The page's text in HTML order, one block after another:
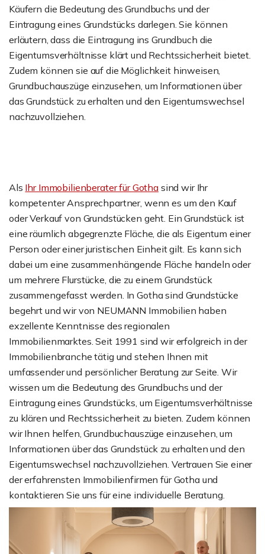
Käufern die Bedeutung des Grundbuchs und der
Eintragung eines Grundstücks darlegen. Sie können
erläutern, dass die Eintragung ins Grundbuch die
Eigentumsverhältnisse klärt und Rechtssicherheit bietet.
Zudem können sie auf die Möglichkeit hinweisen,
Grundbuchauszüge einzusehen, um Informationen über
das Grundstück zu erhalten und den Eigentumswechsel
nachzuvollziehen.
Als Ihr Immobilienberater für Gothasind wir Ihr
kompetenter Ansprechpartner, wenn es um den Kauf
oder Verkauf von Grundstücken geht. Ein Grundstück ist
eine räumlich abgegrenzte Fläche, die als Eigentum einer
Person oder einer juristischen Einheit gilt. Es kann sich
dabei um eine zusammenhängende Fläche handeln oder
um mehrere Flurstücke, die zu einem Grundstück
zusammengefasst werden. In Gotha sind Grundstücke
begehrt und wir von NEUMANN Immobilien haben
exzellente Kenntnisse des regionalen
Immobilienmarktes. Seit 1991 sind wir erfolgreich in der
Immobilienbranche tätig und stehen Ihnen mit
umfassender und persönlicher Beratung zur Seite. Wir
wissen um die Bedeutung des Grundbuchs und der
Eintragung eines Grundstücks, um Eigentumsverhältnisse
zu klären und Rechtssicherheit zu bieten. Zudem können
wir Ihnen helfen, Grundbuchauszüge einzusehen, um
Informationen über das Grundstück zu erhalten und den
Eigentumswechsel nachzuvollziehen. Vertrauen Sie einer
der erfahrensten Immobilienfirmen für Gotha und
kontaktieren Sie uns für eine individuelle Beratung.